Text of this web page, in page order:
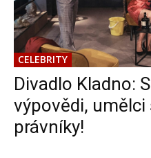
CELEBRITY
Divadlo Kladno:
výpovědi,
právníky!